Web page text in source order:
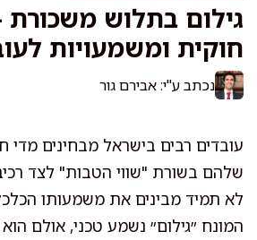
גילום בתלוש
חוקית ומשמעויות
נכתב ע"י: אבירם גור
עובדים רבים בישראל מבחינים
שלהם בשורת "שווי הטבות" לצד
לא תמיד מבינים את משמעותו
המונח ״גילום״ נשמע טכני, אולם